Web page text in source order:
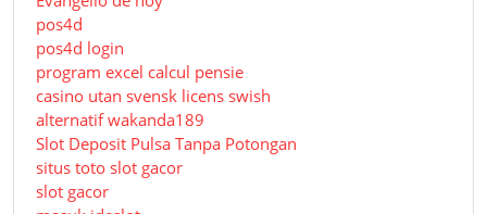
pos4d
pos4d login
program excel calcul pensie
casino utan svensk licens swish
alternatif wakanda189
Slot Deposit Pulsa Tanpa Potongan
situs toto slot gacor
slot gacor